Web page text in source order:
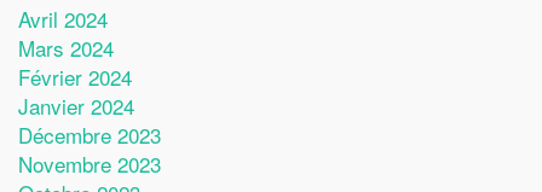
Avril 2024
Mars 2024
Février 2024
Janvier 2024
Décembre 2023
Novembre 2023